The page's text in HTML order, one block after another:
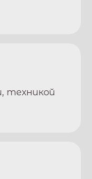
техникой